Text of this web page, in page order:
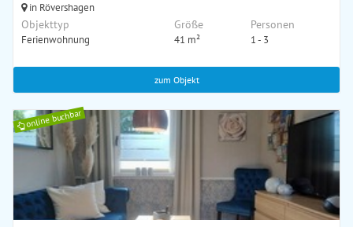
in Rövershagen
Objekttyp
Ferienwohnung
Größe
41 m²
Personen
1 - 3
zum Objekt
online buchbar